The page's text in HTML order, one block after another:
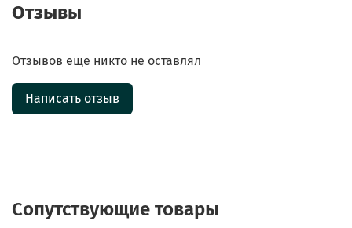
Отзывы
Отзывов еще никто не оставлял
Написать отзыв
Сопутствующие товары